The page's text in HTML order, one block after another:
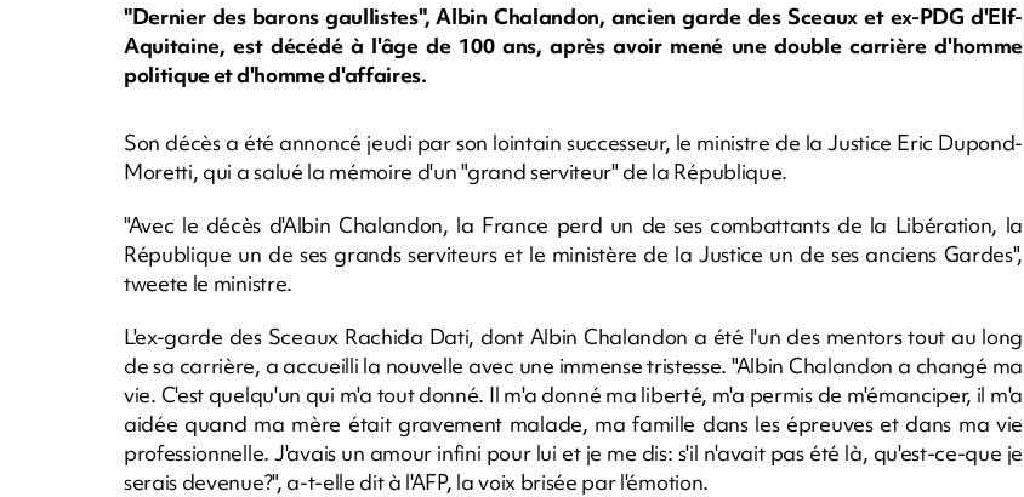
"Dernier des barons gaullistes", Albin Chalandon, ancien garde des Sceaux et ex-PDG d'Elf-
Aquitaine, est décédé à l'âge de 100 ans, après avoir mené une double carrière d'homme
politique et d'homme d'affaires.
Son décès a été annoncé jeudi par son lointain successeur, le ministre de la Justice Eric Dupond-
Moretti, qui a salué la mémoire d'un "grand serviteur" de la République.
"Avec le décès d'Albin Chalandon, la France perd un de ses combattants de la Libération, la
République un de ses grands serviteurs et le ministère de la Justice un de ses anciens Gardes",
tweete le ministre.
L'ex-garde des Sceaux Rachida Dati, dont Albin Chalandon a été l'un des mentors tout au long
de sa carrière, a accueilli la nouvelle avec une immense tristesse. "Albin Chalandon a changé ma
vie. C'est quelqu'un qui m'a tout donné. Il m'a donné ma liberté, m'a permis de m'émanciper, il m'a
aidée quand ma mère était gravement malade, ma famille dans les épreuves et dans ma vie
professionnelle. J'avais un amour infini pour lui et je me dis: s'il n'avait pas été là, qu'est-ce-que je
serais devenue?", a-t-elle dit à l'AFP, la voix brisée par l'émotion.